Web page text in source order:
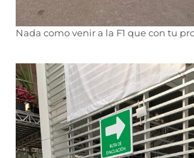
Nada como venir a la F1 que con tu